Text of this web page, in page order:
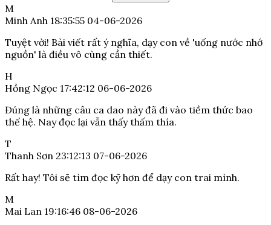
M
Minh Anh 18:35:55 04-06-2026
Tuyệt vời! Bài viết rất ý nghĩa, dạy con về 'uống nước nhớ
nguồn' là điều vô cùng cần thiết.
H
Hồng Ngọc 17:42:12 06-06-2026
Đúng là những câu ca dao này đã đi vào tiềm thức bao
thế hệ. Nay đọc lại vẫn thấy thấm thía.
T
Thanh Sơn 23:12:13 07-06-2026
Rất hay! Tôi sẽ tìm đọc kỹ hơn để dạy con trai mình.
M
Mai Lan 19:16:46 08-06-2026